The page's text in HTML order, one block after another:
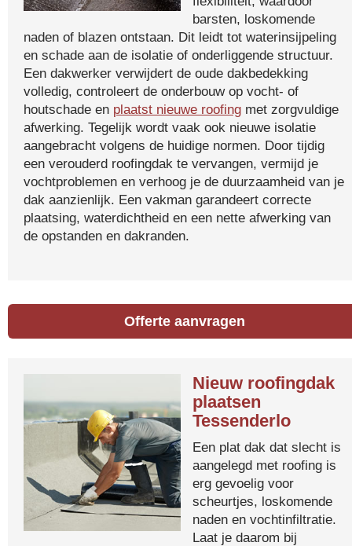
barsten, loskomende
naden of blazen ontstaan. Dit leidt tot waterinsijpeling
en schade aan de isolatie of onderliggende structuur.
Een dakwerker verwijdert de oude dakbedekking
volledig, controleert de onderbouw op vocht- of
houtschade en plaatst nieuwe roofing met zorgvuldige
afwerking. Tegelijk wordt vaak ook nieuwe isolatie
aangebracht volgens de huidige normen. Door tijdig
een verouderd roofingdak te vervangen, vermijd je
vochtproblemen en verhoog je de duurzaamheid van je
dak aanzienlijk. Een vakman garandeert correcte
plaatsing, waterdichtheid en een nette afwerking van
de opstanden en dakranden.
Offerte aanvragen
Nieuw roofingdak
plaatsen
Tessenderlo
Een plat dak dat slecht is
aangelegd met roofing is
erg gevoelig voor
scheurtjes, loskomende
naden en vochtinfiltratie.
Laat je daarom bij